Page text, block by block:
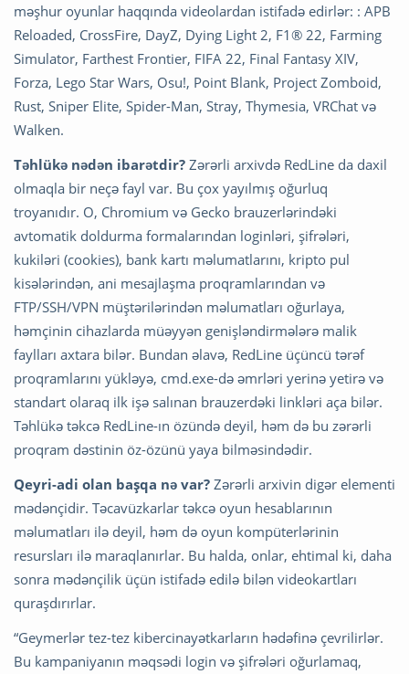
məşhur oyunlar haqqında videolardan istifadə edirlər: : APB
Reloaded, CrossFire, DayZ, Dying Light 2, F1® 22, Farming
Simulator, Farthest Frontier, FIFA 22, Final Fantasy XIV,
Forza, Lego Star Wars, Osu!, Point Blank, Project Zomboid,
Rust, Sniper Elite, Spider-Man, Stray, Thymesia, VRChat və
Walken.
Təhlükə nədən ibarətdir? Zərərli arxivdə RedLine da daxil
olmaqla bir neçə fayl var. Bu çox yayılmış oğurluq
troyanıdır. O, Chromium və Gecko brauzerlərindəki
avtomatik doldurma formalarından loginləri, şifrələri,
kukiləri (cookies), bank kartı məlumatlarını, kripto pul
kisələrindən, ani mesajlaşma proqramlarından və
FTP/SSH/VPN müştərilərindən məlumatları oğurlaya,
həmçinin cihazlarda müəyyən genişləndirmələrə malik
faylları axtara bilər. Bundan əlavə, RedLine üçüncü tərəf
proqramlarını yükləyə, cmd.exe-də əmrləri yerinə yetirə və
standart olaraq ilk işə salınan brauzerdəki linkləri aça bilər.
Təhlükə təkcə RedLine-ın özündə deyil, həm də bu zərərli
proqram dəstinin öz-özünü yaya bilməsindədir.
Qeyri-adi olan başqa nə var? Zərərli arxivin digər elementi
mədənçidir. Təcavüzkarlar təkcə oyun hesablarının
məlumatları ilə deyil, həm də oyun kompüterlərinin
resursları ilə maraqlanırlar. Bu halda, onlar, ehtimal ki, daha
sonra mədənçilik üçün istifadə edilə bilən videokartları
quraşdırırlar.
“Geymerlər tez-tez kibercinayətkarların hədəfinə çevrilirlər.
Bu kampaniyanın məqsədi login və şifrələri oğurlamaq,